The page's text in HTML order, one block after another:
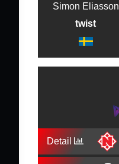
Simon Eliasson
twist
Detail